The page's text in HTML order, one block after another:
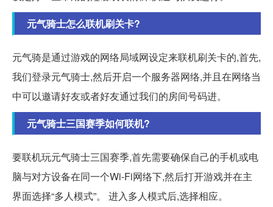
元气骑士怎么联机刷关卡?
元气骑是通过游戏的网络局域网设定来联机刷关卡的,首先,
我们登录元气骑士,然后开启一个服务器网络,并且在网络当
中可以邀请好友或者好友通过我们的房间号码进。
元气骑士三国赛季如何联机?
要联机玩元气骑士三国赛季,首先需要确保自己的手机或电
脑与对方设备在同一个Wi-Fi网络下,然后打开游戏并在主
界面选择“多人模式”。 进入多人模式后,选择相应。